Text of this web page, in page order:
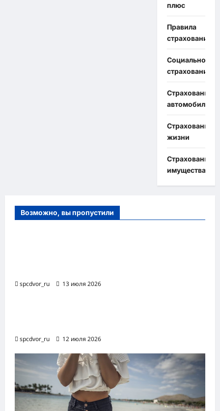
плюс
Правила
страхования
Социальное
страхование
Страхование
автомобиля
Страхование
жизни
Страхование
имущества
Возможно, вы пропустили
spcdvor_ru 13 июля 2026
spcdvor_ru 12 июля 2026